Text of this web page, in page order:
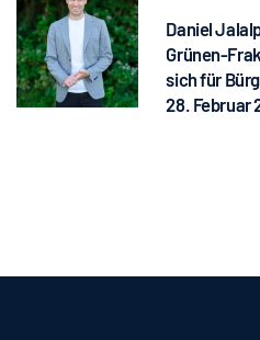
Daniel
Grünen-
sich für
28. Februar